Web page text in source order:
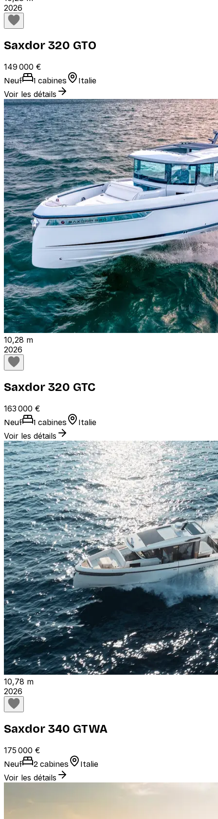
2026
Saxdor 320 GTO
149 000 €
Neuf 1 cabines Italie
Voir les détails
10,28 m
2026
Saxdor 320 GTC
163 000 €
Neuf 1 cabines Italie
Voir les détails
10,78 m
2026
Saxdor 340 GTWA
175 000 €
Neuf 2 cabines Italie
Voir les détails